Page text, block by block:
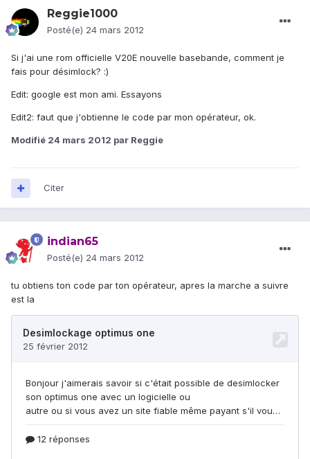
Reggie1000
Posté(e) 24 mars 2012
Si j'ai une rom officielle V20E nouvelle basebande, comment je
fais pour désimlock? :)
Edit: google est mon ami. Essayons
Edit2: faut que j'obtienne le code par mon opérateur, ok.
Modifié 24 mars 2012 par Reggie
Citer
indian65
Posté(e) 24 mars 2012
tu obtiens ton code par ton opérateur, apres la marche a suivre
est la